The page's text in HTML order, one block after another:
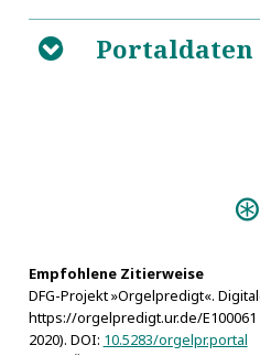
B Portaldaten
1680)
Empfohlene Zitierweise
DFG-Projekt »Orgelpredigt«.
https://orgelpredigt.ur.de/E100061
2020). DOI: 10.5283/orgelpr.portal